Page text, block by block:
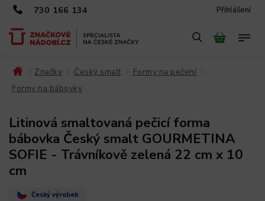
730 166 134 Přihlášení
Značky Český smalt Formy na pečení
Formy na bábovky
Litinová smaltovaná pečicí forma
bábovka Český smalt GOURMETINA
SOFIE - Trávníkově zelená 22 cm x 10
cm
Český výrobek